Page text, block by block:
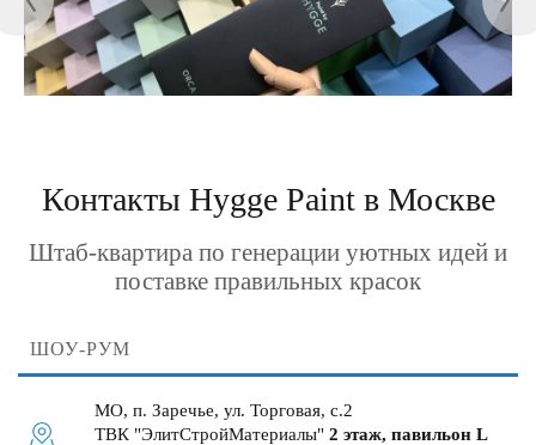
Контакты Hygge Paint в Москве
Штаб-квартира по генерации уютных идей и
поставке правильных красок
ШОУ-РУМ
МО, п. Заречье, ул. Торговая, с.2
ТВК "ЭлитСтройМатериалы" 2 этаж, павильон L